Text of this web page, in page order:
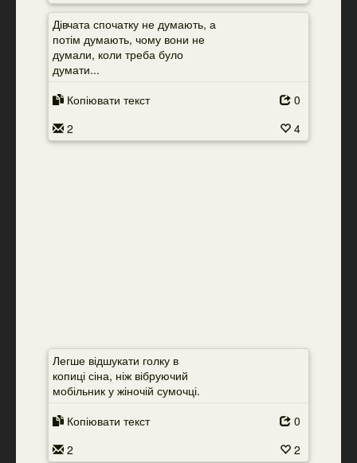
Дівчата спочатку не думають, а
потім думають, чому вони не
думали, коли треба було
думати...
Копіювати текст
0
2
4
Легше відшукати голку в
копиці сіна, ніж вібруючий
мобільник у жіночій сумочці.
Копіювати текст
0
2
2